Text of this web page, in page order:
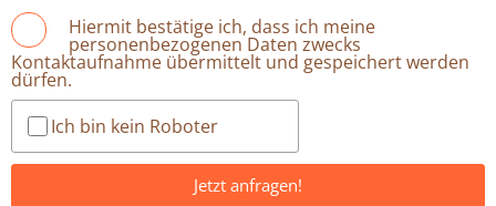
Hiermit bestätige ich, dass ich meine
personenbezogenen Daten zwecks
Kontaktaufnahme übermittelt und gespeichert werden
dürfen.
Ich bin kein Roboter
Jetzt anfragen!